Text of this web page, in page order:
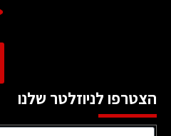
הצטרפו לניוזלטר שלנו